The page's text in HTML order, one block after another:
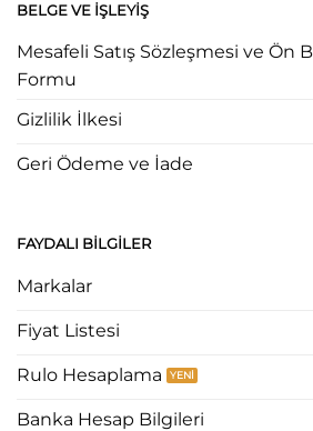
BELGE VE İŞLEYIŞ
Mesafeli Satış Sözleşmesi ve Ön
Formu
Gizlilik İlkesi
Geri Ödeme ve İade
FAYDALI BILGILER
Markalar
Fiyat Listesi
Rulo Hesaplama
Banka Hesap Bilgileri